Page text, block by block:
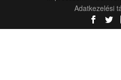
Adatkezelési